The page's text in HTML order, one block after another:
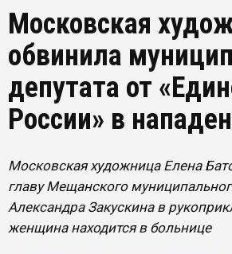
Московская
обвинила
депутата от
России» в
Московская художница Елена
главу Мещанского
Александра Закускина в
женщина находится в больнице